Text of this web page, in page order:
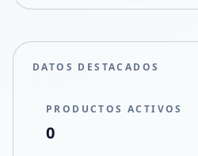
DATOS DESTACADOS
PRODUCTOS ACTIVOS
0